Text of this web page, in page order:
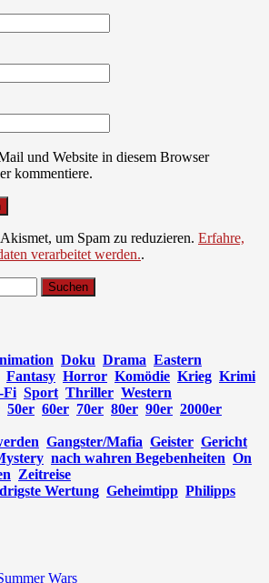
und Website in diesem Browser
kommentiere.
um Spam zu reduzieren. Erfahre,
verarbeitet werden..
Doku Drama Eastern
Fantasy Horror Komödie Krieg Krimi
Fi Sport Thriller Western
50er 60er 70er 80er 90er 2000er
Gangster/Mafia Geister Gericht
nach wahren Begebenheiten On
Zeitreise
Wertung Geheimtipp Philipps